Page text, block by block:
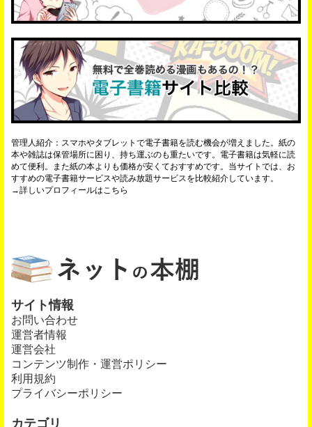
管理人紹介：スマホやタブレットで電子書籍を読む機会が増えました。紙の
本や雑誌は保管場所に困り、持ち運ぶのも重たいです。電子書籍は気軽に読
めて便利。また紙の本よりも価格が安くておすすめです。当サイトでは、お
すすめの電子書籍サービスや読み放題サービスを比較紹介しています。
→詳しいプロフィールはこちら
サイト情報
お問い合わせ
運営者情報
運営会社
コンテンツ制作・運営ポリシー
利用規約
プライバシーポリシー
カテゴリ